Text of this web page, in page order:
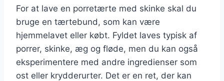
For at lave en porretærte med skinke skal du
bruge en tærtebund, som kan være
hjemmelavet eller købt. Fyldet laves typisk af
porrer, skinke, æg og fløde, men du kan også
eksperimentere med andre ingredienser som
ost eller krydderurter. Det er en ret, der kan